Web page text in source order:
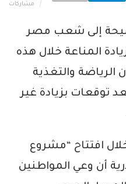
مشاركات
إلى شعب مصر
المناعة خلال هذه
الرياضة والتغذية
توقعات بزيادة غير
افتتاح “مشروع
أن وعي المواطنين